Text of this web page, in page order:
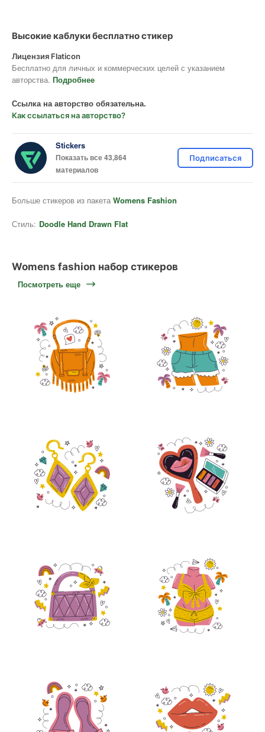
Высокие каблуки бесплатно стикер
Лицензия Flaticon
Бесплатно для личных и коммерческих целей с указанием
авторства. Подробнее
Ссылка на авторство обязательна.
Как ссылаться на авторство?
Stickers
Показать все 43,864
материалов
Подписаться
Больше стикеров из пакета Womens Fashion
Стиль: Doodle Hand Drawn Flat
Womens fashion набор стикеров
Посмотреть еще